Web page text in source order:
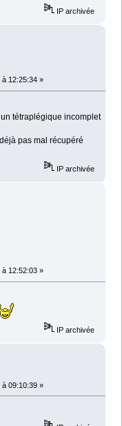
IP archivée
à 12:25:34 »
tétraplégique incomplet
pas mal récupéré
IP archivée
à 12:52:03 »
IP archivée
à 09:10:39 »